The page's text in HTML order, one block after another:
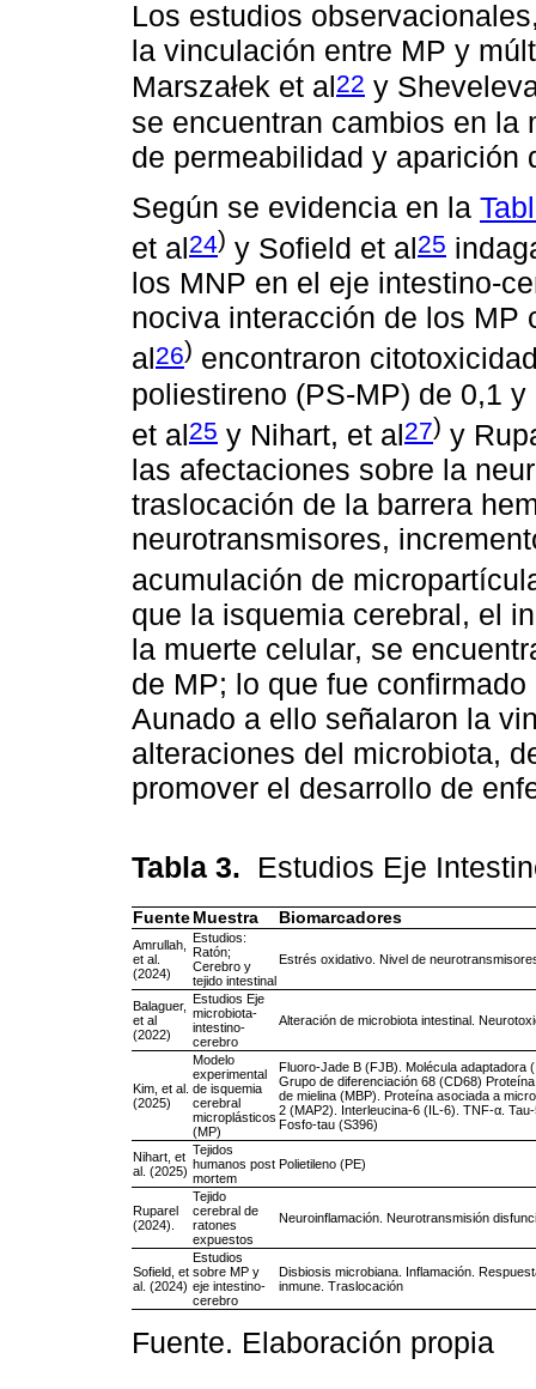
Los estudios
la vinculación entre MP y
Marszałek et al 22 y
se encuentran cambios en la
de permeabilidad y aparición
Según se evidencia en la
et al24) y Sofield et al25
los MNP en el eje intestino-
nociva interacción de los MP
al26) encontraron
poliestireno (PS-MP) de 0,1
et al25 y Nihart, et al27) y
las afectaciones sobre la
traslocación de la barrera
neurotransmisores,
acumulación de
que la isquemia cerebral, el
la muerte celular, se
de MP; lo que fue
Aunado a ello señalaron la
alteraciones del microbiota,
promover el desarrollo de
Tabla 3. Estudios Eje
Fuente Muestra Biomarcadores
Amrullah,
et al.
(2024)
Estudios:
Ratón;
Cerebro y
tejido intestinal
Estrés oxidativo. Nivel de
Balaguer,
et al
(2022)
Estudios Eje
microbiota-
intestino-
cerebro
Alteración de microbiota intestinal.
Kim, et al.
(2025)
Modelo
experimental
de isquemia
cerebral
microplásticos
(MP)
Fluoro-Jade B (FJB). Molécula adaptadora
Grupo de diferenciación 68 (CD68)
de mielina (MBP). Proteína asociada a
2 (MAP2). Interleucina-6 (IL-6). TNF-α.
Fosfo-tau (S396)
Nihart, et
al. (2025)
Tejidos
humanos post
mortem
Polietileno (PE)
Ruparel
(2024).
Tejido
cerebral de
ratones
expuestos
Neuroinflamación. Neurotransmisión
Sofield, et
al. (2024)
Estudios
sobre MP y
eje intestino-
cerebro
Disbiosis microbiana. Inflamación.
inmune. Traslocación
Fuente. Elaboración propia